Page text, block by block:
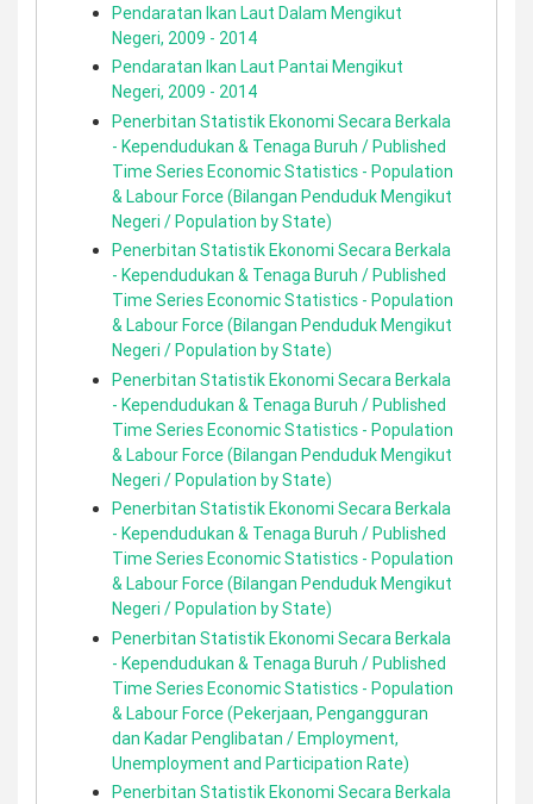
Pendaratan Ikan Laut Dalam Mengikut
Negeri, 2009 - 2014
Pendaratan Ikan Laut Pantai Mengikut
Negeri, 2009 - 2014
Penerbitan Statistik Ekonomi Secara Berkala
- Kependudukan & Tenaga Buruh / Published
Time Series Economic Statistics - Population
& Labour Force (Bilangan Penduduk Mengikut
Negeri / Population by State)
Penerbitan Statistik Ekonomi Secara Berkala
- Kependudukan & Tenaga Buruh / Published
Time Series Economic Statistics - Population
& Labour Force (Bilangan Penduduk Mengikut
Negeri / Population by State)
Penerbitan Statistik Ekonomi Secara Berkala
- Kependudukan & Tenaga Buruh / Published
Time Series Economic Statistics - Population
& Labour Force (Bilangan Penduduk Mengikut
Negeri / Population by State)
Penerbitan Statistik Ekonomi Secara Berkala
- Kependudukan & Tenaga Buruh / Published
Time Series Economic Statistics - Population
& Labour Force (Bilangan Penduduk Mengikut
Negeri / Population by State)
Penerbitan Statistik Ekonomi Secara Berkala
- Kependudukan & Tenaga Buruh / Published
Time Series Economic Statistics - Population
& Labour Force (Pekerjaan, Pengangguran
dan Kadar Penglibatan / Employment,
Unemployment and Participation Rate)
Penerbitan Statistik Ekonomi Secara Berkala